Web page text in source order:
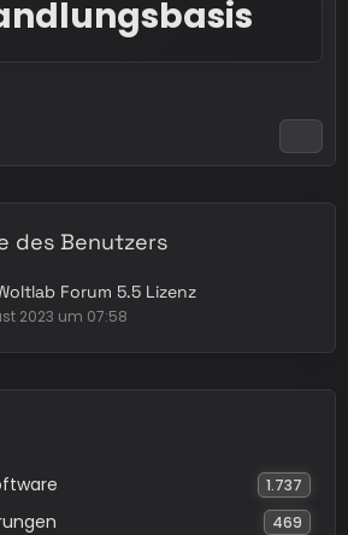
des Benutzers
Forum 5.5 Lizenz
2023 um 07:58
1.737
469